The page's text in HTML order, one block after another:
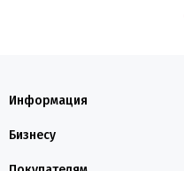
Информация
Бизнесу